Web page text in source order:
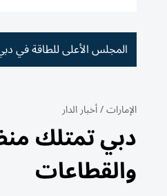
المجلس الأعلى للطاقة في
الإمارات/أخبار الدار
دبي تمتلك
والقطاعات